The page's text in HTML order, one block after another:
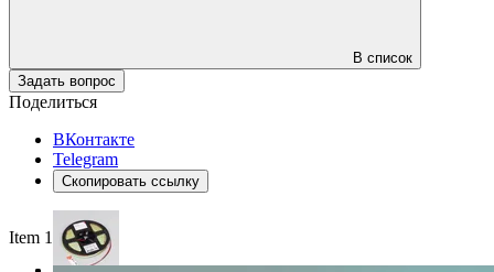
В список
Задать вопрос
Поделиться
ВКонтакте
Telegram
Скопировать ссылку
Item 1 of 3